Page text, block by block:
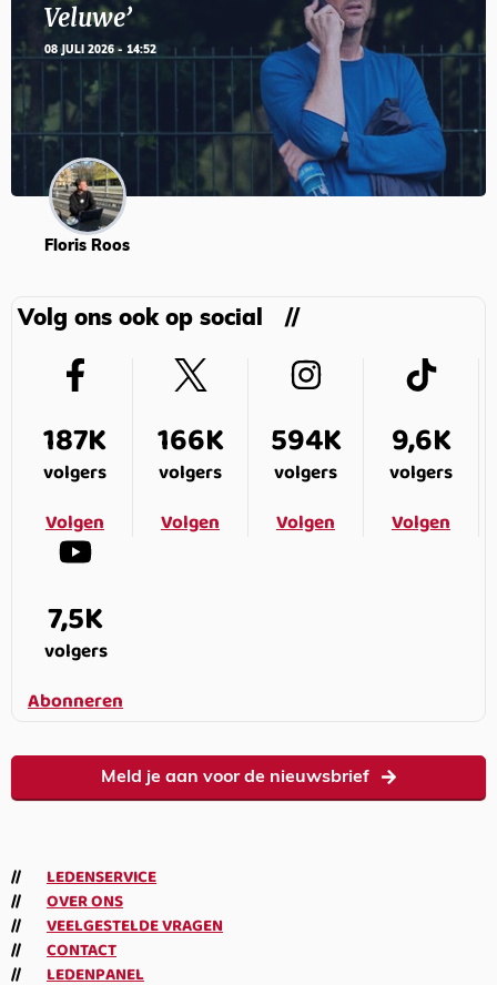
Veluwe’
08 JULI 2026 - 14:52
Floris Roos
Volg ons ook op social
187K
volgers
Volgen
166K
volgers
Volgen
594K
volgers
Volgen
9,6K
volgers
Volgen
7,5K
volgers
Abonneren
Meld je aan voor de nieuwsbrief
LEDENSERVICE
OVER ONS
VEELGESTELDE VRAGEN
CONTACT
LEDENPANEL